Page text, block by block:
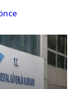
oraya çıktı